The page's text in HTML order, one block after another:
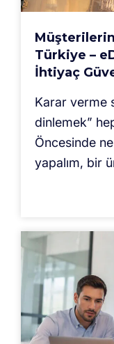
Türkiye –
İhtiyaç
Karar verme
dinlemek”
Öncesinde
yapalım, bir